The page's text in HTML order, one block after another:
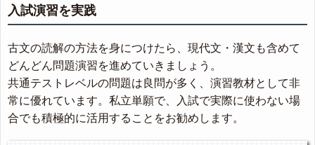
入試演習を実践
古文の読解の方法を身につけたら、現代文・漢文も含めて
どんどん問題演習を進めていきましょう。
共通テストレベルの問題は良問が多く、演習教材として非
常に優れています。私立単願で、入試で実際に使わない場
合でも積極的に活用することをお勧めします。